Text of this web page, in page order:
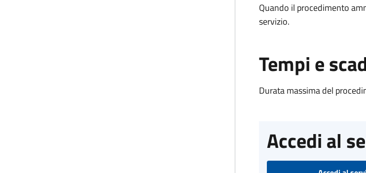
Quando il procedimento
servizio.
Tempi e
Durata massima del
Accedi al